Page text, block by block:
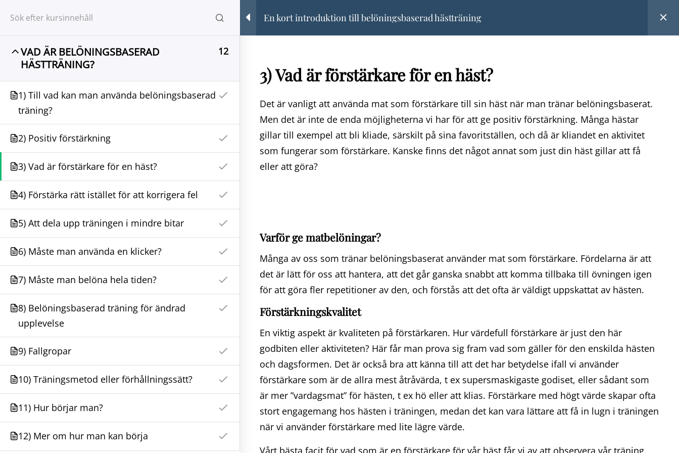
BELÖNINGSBASERADE GRUNDER
OM ONLINEKURSER UNGDOMSLÄGER PROVA PÅ KONTAKT LOGGA IN
Hem Kurser Introduktionskurs
En kort introduktion till belöningsbaserad hästträning
VAD ÄR BELÖNINGSBASERAD
HÄSTTRÄNING?
12
1) Till vad kan man använda belöningsbaserad
träning?
2) Positiv förstärkning
3) Vad är förstärkare för en häst?
4) Förstärka rätt istället för att korrigera fel
5) Att dela upp träningen i mindre bitar
6) Måste man använda en klicker?
7) Måste man belöna hela tiden?
8) Belöningsbaserad träning för ändrad
upplevelse
9) Fallgropar
10) Träningsmetod eller förhållningssätt?
11) Hur börjar man?
12) Mer om hur man kan börja
3) Vad är förstärkare för en häst?
Det är vanligt att använda mat som förstärkare till sin häst när man tränar belöningsbaserat.
Men det är inte de enda möjligheterna vi har för att ge positiv förstärkning. Många hästar
gillar till exempel att bli kliade, särskilt på sina favoritställen, och då är kliandet en aktivitet
som fungerar som förstärkare. Kanske finns det något annat som just din häst gillar att få
eller att göra?
Varför ge matbelöningar?
Många av oss som tränar belöningsbaserat använder mat som förstärkare. Fördelarna är att
det är lätt för oss att hantera, att det går ganska snabbt att komma tillbaka till övningen igen
för att göra fler repetitioner av den, och förstås att det ofta är väldigt uppskattat av hästen.
Förstärkningskvalitet
En viktig aspekt är kvaliteten på förstärkaren. Hur värdefull förstärkare är just den här
godbiten eller aktiviteten? Här får man prova sig fram vad som gäller för den enskilda hästen
och dagsformen. Det är också bra att känna till att det har betydelse ifall vi använder
förstärkare som är de allra mest åtråvärda, t ex supersmaskigaste godiset, eller sådant som
är mer ”vardagsmat” för hästen, t ex hö eller att klias. Förstärkare med högt värde skapar ofta
stort engagemang hos hästen i träningen, medan det kan vara lättare att få in lugn i träningen
när vi använder förstärkare med lite lägre värde.
Vårt bästa facit för vad som är en förstärkare för vår häst får vi av att observera vår träning.
Kontakt
Välkommen att mejla om ni har några frågor
beloningsbaseradegrunder@gmail.com
Gratis introduktionskurs
Grundkurs steg 1
Grundkurs steg 2
Upphovsrätt © 2026Belöningsbaserade Grunder|Signify AvWEN Themes